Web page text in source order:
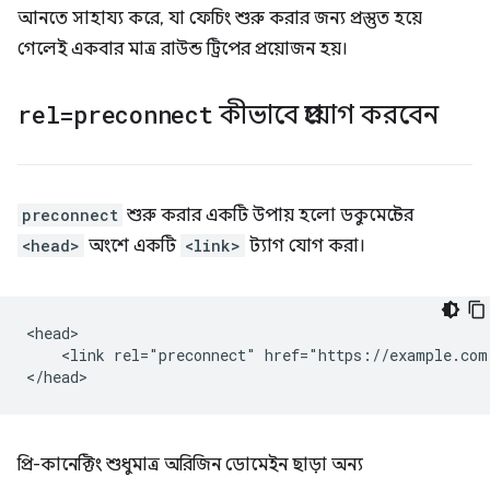
আনতে সাহায্য করে, যা ফেচিং শুরু করার জন্য প্রস্তুত হয়ে
গেলেই একবার মাত্র রাউন্ড ট্রিপের প্রয়োজন হয়।
rel=preconnect কীভাবে প্রয়োগ করবেন
preconnect শুরু করার একটি উপায় হলো ডকুমেন্টের
<head> অংশে একটি <link> ট্যাগ যোগ করা।
<head>
<link rel="preconnect" href="https://
প্রি-কানেক্টিং শুধুমাত্র অরিজিন ডোমেইন ছাড়া অন্য